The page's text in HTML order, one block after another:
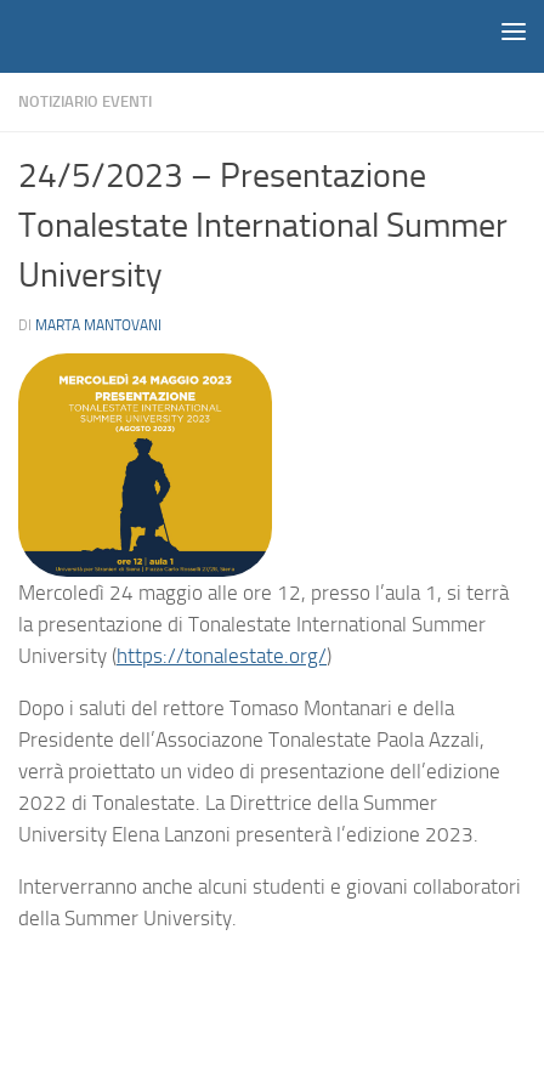
NOTIZIARIO EVENTI
24/5/2023 – Presentazione
Tonalestate International Summer
University
DI MARTA MANTOVANI
Mercoledì 24 maggio alle ore 12, presso l’aula 1, si terrà
la presentazione di Tonalestate International Summer
University (https://tonalestate.org/)
Dopo i saluti del rettore Tomaso Montanari e della
Presidente dell’Associazone Tonalestate Paola Azzali,
verrà proiettato un video di presentazione dell’edizione
2022 di Tonalestate. La Direttrice della Summer
University Elena Lanzoni presenterà l’edizione 2023.
Interverranno anche alcuni studenti e giovani collaboratori
della Summer University.